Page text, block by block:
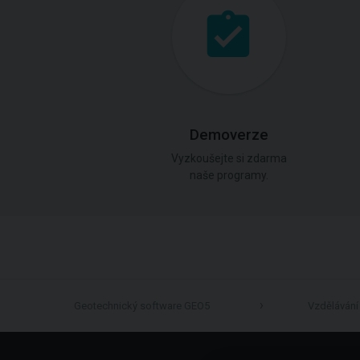
Demoverze